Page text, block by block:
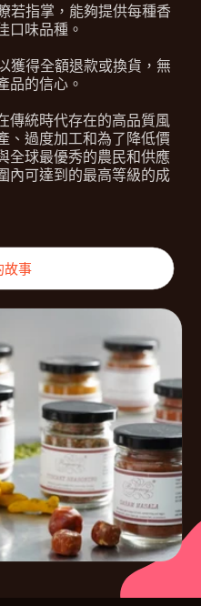
若指掌，能夠提供每種香
口味品種。
獲得全額退款或換貨，無
品的信心。
傳統時代存在的高品質風
過度加工和為了降低價
全球最優秀的農民和供應
內可達到的最高等級的成
故事